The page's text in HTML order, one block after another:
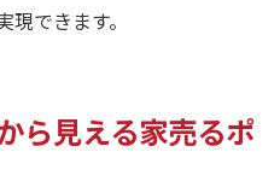
できます。
ら見える家売るポ